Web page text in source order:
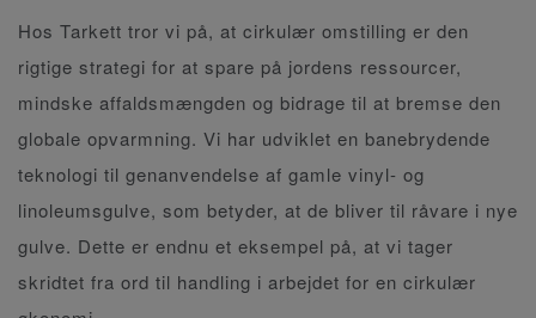
Hos Tarkett tror vi på, at cirkulær omstilling er den
rigtige strategi for at spare på jordens ressourcer,
mindske affaldsmængden og bidrage til at bremse den
globale opvarmning. Vi har udviklet en banebrydende
teknologi til genanvendelse af gamle vinyl- og
linoleumsgulve, som betyder, at de bliver til råvare i nye
gulve. Dette er endnu et eksempel på, at vi tager
skridtet fra ord til handling i arbejdet for en cirkulær